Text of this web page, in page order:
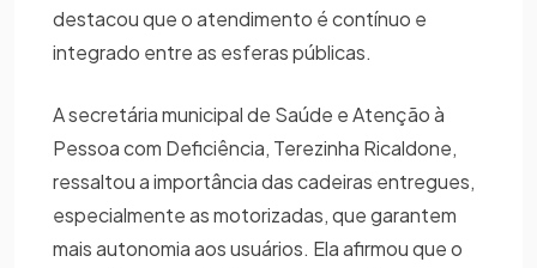
destacou que o atendimento é contínuo e
integrado entre as esferas públicas.
A secretária municipal de Saúde e Atenção à
Pessoa com Deficiência, Terezinha Ricaldone,
ressaltou a importância das cadeiras entregues,
especialmente as motorizadas, que garantem
mais autonomia aos usuários. Ela afirmou que o